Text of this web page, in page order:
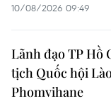
10/08/2026 09:49
Lãnh đạo TP Hồ
tịch Quốc hội
Phomvihane